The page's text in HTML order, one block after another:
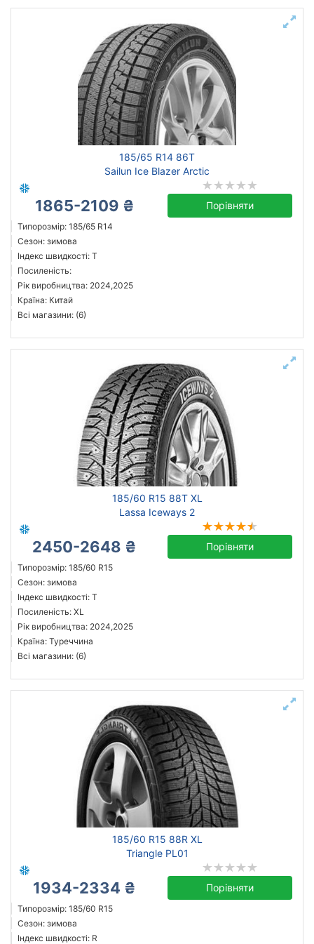
185/65 R14 86T
Sailun Ice Blazer Arctic
1865-2109 ₴ Порівняти
Типорозмір: 185/65 R14
Сезон: зимова
Індекс швидкості: T
Посиленість:
Рік виробництва: 2024,2025
Країна: Китай
Всі магазини: (6)
185/60 R15 88T XL
Lassa Iceways 2
2450-2648 ₴ Порівняти
Типорозмір: 185/60 R15
Сезон: зимова
Індекс швидкості: T
Посиленість: XL
Рік виробництва: 2024,2025
Країна: Туреччина
Всі магазини: (6)
185/60 R15 88R XL
Triangle PL01
1934-2334 ₴ Порівняти
Типорозмір: 185/60 R15
Сезон: зимова
Індекс швидкості: R